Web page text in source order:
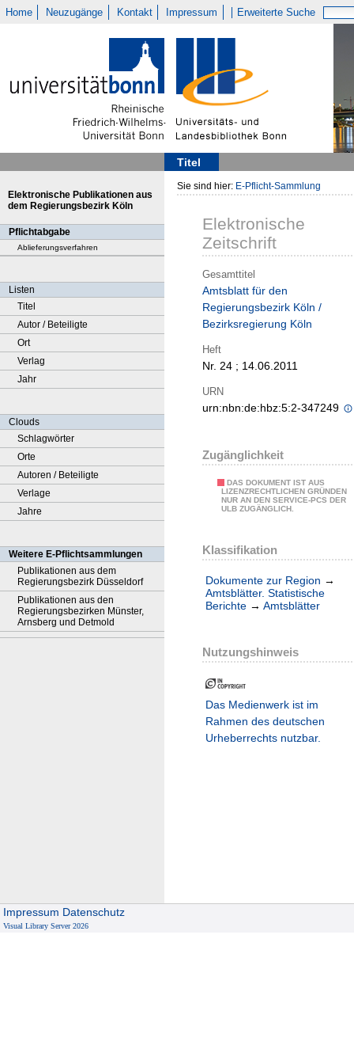
Home Neuzugänge Kontakt Impressum Erweiterte Suche
Titel
Elektronische Publikationen aus
dem Regierungsbezirk Köln
Pflichtabgabe
Ablieferungsverfahren
Listen
Titel
Autor / Beteiligte
Ort
Verlag
Jahr
Clouds
Schlagwörter
Orte
Autoren / Beteiligte
Verlage
Jahre
Weitere E-Pflichtsammlungen
Publikationen aus dem
Regierungsbezirk Düsseldorf
Publikationen aus den
Regierungsbezirken Münster,
Arnsberg und Detmold
Sie sind hier: E-Pflicht-Sammlung
Elektronische
Zeitschrift
Gesamttitel
Amtsblatt für den
Regierungsbezirk Köln /
Bezirksregierung Köln
Heft
Nr. 24 ; 14.06.2011
URN
urn:nbn:de:hbz:5:2-347249
Zugänglichkeit
DAS DOKUMENT IST AUS
LIZENZRECHTLICHEN GRÜNDEN
NUR AN DEN SERVICE-PCS DER
ULB ZUGÄNGLICH.
Klassifikation
Dokumente zur Region →
Amtsblätter. Statistische
Berichte → Amtsblätter
Nutzungshinweis
Das Medienwerk ist im
Rahmen des deutschen
Urheberrechts nutzbar.
Impressum Datenschutz
Visual Library Server 2026